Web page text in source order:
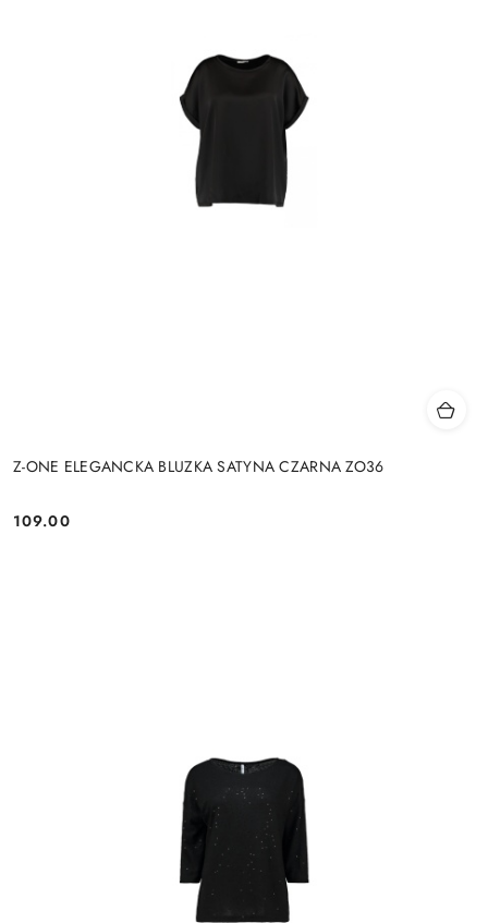
Z-ONE ELEGANCKA BLUZKA SATYNA CZARNA ZO36
Cena:
109.00